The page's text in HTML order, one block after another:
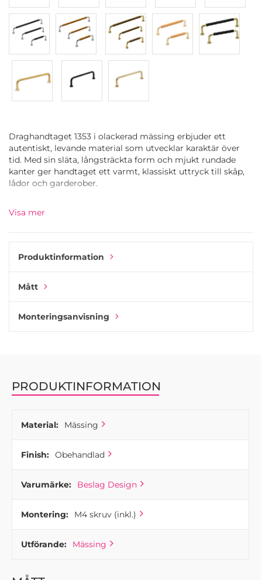
Draghandtaget 1353 i olackerad mässing erbjuder ett
autentiskt, levande material som utvecklar karaktär över
tid. Med sin släta, långsträckta form och mjukt rundade
kanter ger handtaget ett varmt, klassiskt uttryck till skåp,
lådor och garderober.
Ytan är tillverkad av massiv mässing utan någon
skyddande lack och är utformad för att åldras naturligt. När
handtag ett unikt utseende. Detta gör det till det perfekta
skapa ett sammanhängande uttryck i olika möbler. Dess
tidlösa form i kombination med den olackerade
Visa mer
Produktinformation
Mått
Monteringsanvisning
PRODUKTINFORMATION
Material: Mässing
Finish: Obehandlad
Varumärke: Beslag Design
Montering: M4 skruv (inkl.)
Utförande: Mässing